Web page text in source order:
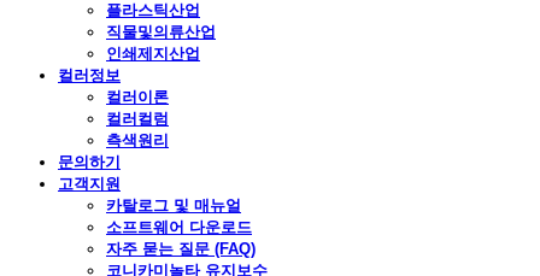
플라스틱산업
직물및의류산업
인쇄제지산업
컬러정보
컬러이론
컬러컬럼
측색원리
문의하기
고객지원
카탈로그 및 매뉴얼
소프트웨어 다운로드
자주 묻는 질문 (FAQ)
코니카미놀타 유지보수